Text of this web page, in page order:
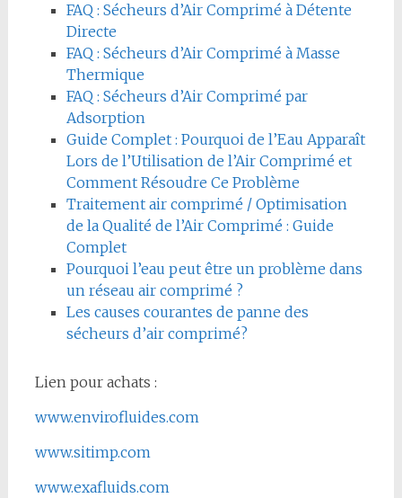
FAQ : Sécheurs d’Air Comprimé à Détente
Directe
FAQ : Sécheurs d’Air Comprimé à Masse
Thermique
FAQ : Sécheurs d’Air Comprimé par
Adsorption
Guide Complet : Pourquoi de l’Eau Apparaît
Lors de l’Utilisation de l’Air Comprimé et
Comment Résoudre Ce Problème
Traitement air comprimé / Optimisation
de la Qualité de l’Air Comprimé : Guide
Complet
Pourquoi l’eau peut être un problème dans
un réseau air comprimé ?
Les causes courantes de panne des
sécheurs d’air comprimé?
Lien pour achats :
www.envirofluides.com
www.sitimp.com
www.exafluids.com